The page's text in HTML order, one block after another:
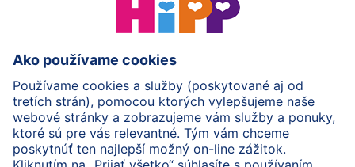
HiPP Mlieka
HiPP Príkrmy
HiPP Tehotenstvo
Ochrana osobných údajov
Cookies a pravidlá používania webovej stránky